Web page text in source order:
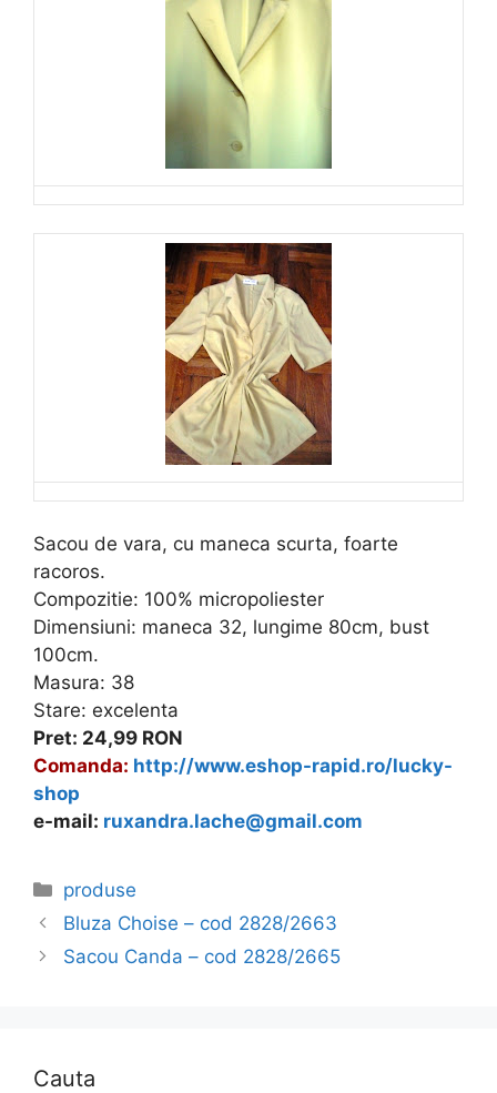
Sacou de vara, cu maneca scurta, foarte
racoros.
Compozitie: 100% micropoliester
Dimensiuni: maneca 32, lungime 80cm, bust
100cm.
Masura: 38
Stare: excelenta
Pret: 24,99 RON
Comanda: http://www.eshop-rapid.ro/lucky-
shop
e-mail: ruxandra.lache@gmail.com
Categories
produse
Bluza Choise – cod 2828/2663
Sacou Canda – cod 2828/2665
Cauta